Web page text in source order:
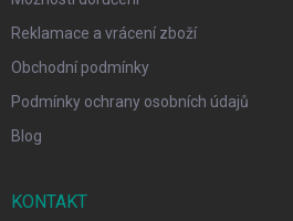
Reklamace a vrácení zboží
Obchodní podmínky
Podmínky ochrany osobních údajů
Blog
KONTAKT